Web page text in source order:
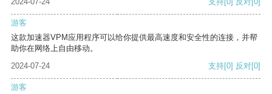
游客
这款加速器VPM应用程序可以给你提供最高速度和安全性的连接，并帮
助你在网络上自由移动。
2024-07-24
支持[0] 反对[0]
游客